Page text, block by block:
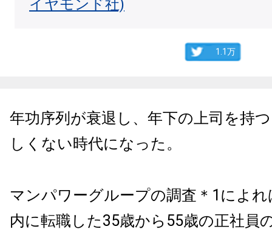
イヤモンド社)
1.1万
年功序列が衰退し、年下の上司を持
しくない時代になった。
マンパワーグループの調査＊1によれ
内に転職した35歳から55歳の正社員